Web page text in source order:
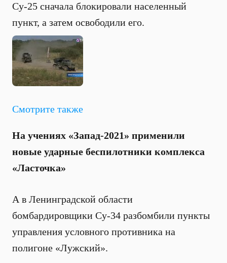
Су-25 сначала блокировали населенный
пункт, а затем освободили его.
Смотрите также
На учениях «Запад-2021» применили
новые ударные беспилотники комплекса
«Ласточка»
А в Ленинградской области
бомбардировщики Су-34 разбомбили пункты
управления условного противника на
полигоне «Лужский».